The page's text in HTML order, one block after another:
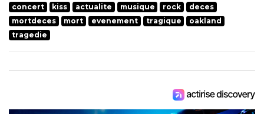
concert kiss actualite musique rock
deces
mortdeces
mort evenement tragique
oakland
tragedie